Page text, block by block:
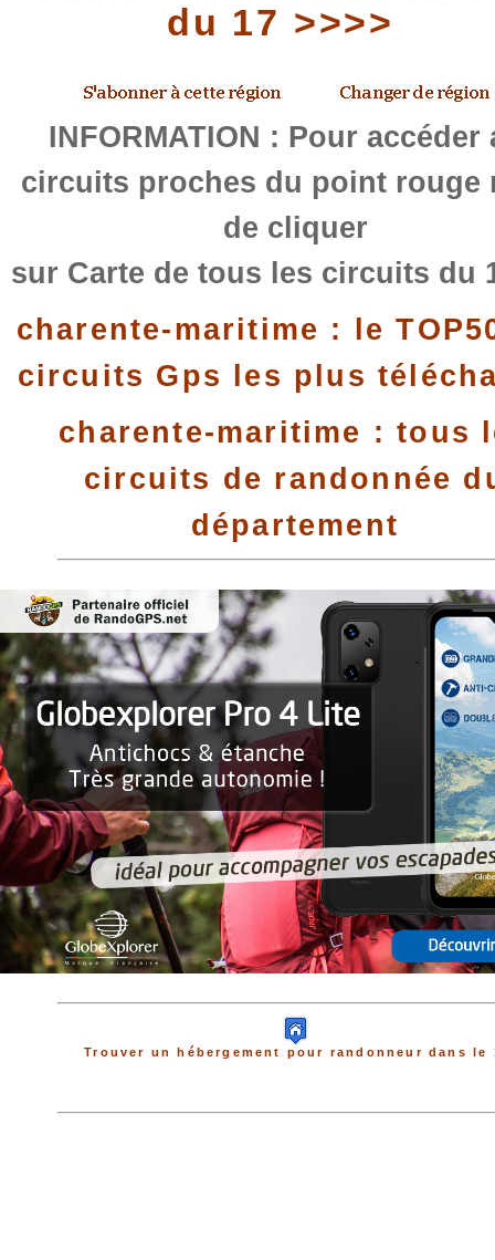
du 17 >>>>
INFORMATION : Pour accéder
circuits proches du point rouge
de cliquer
sur Carte de tous les circuits du
charente-maritime : le
circuits Gps les plus
charente-maritime : tous
circuits de randonnée
département
Trouver un hébergement pour randonneur dans le